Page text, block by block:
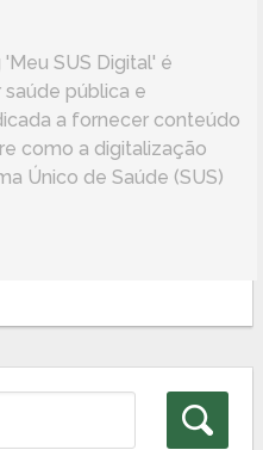
SUS Digital' é
saúde pública e
a fornecer conteúdo
como a digitalização
Único de Saúde (SUS)